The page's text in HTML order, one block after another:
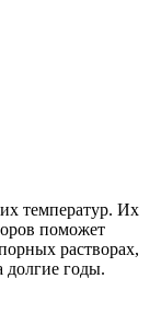
температур. Их
поможет
растворах,
долгие годы.